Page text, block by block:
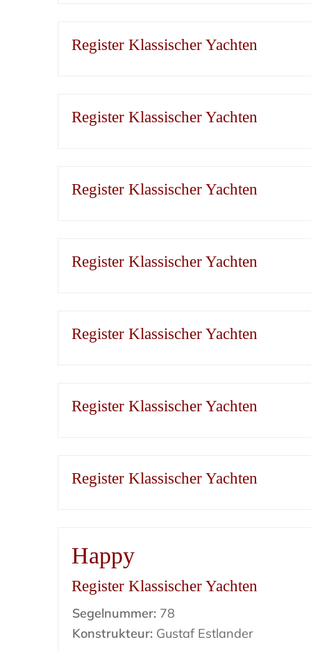
Register Klassischer Yachten
Register Klassischer Yachten
Register Klassischer Yachten
Register Klassischer Yachten
Register Klassischer Yachten
Register Klassischer Yachten
Register Klassischer Yachten
Happy
Register Klassischer Yachten
Segelnummer: 78
Konstrukteur: Gustaf Estlander